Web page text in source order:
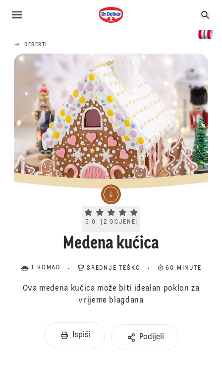
DESERTI
Current rating 5.0. Click to rate.
5.0 2 OCJENE
Medena kućica
1 KOMAD SREDNJE TEŠKO 60 MINUTE
Ova medena kućica može biti idealan poklon za
vrijeme blagdana
Ispiši Podijeli